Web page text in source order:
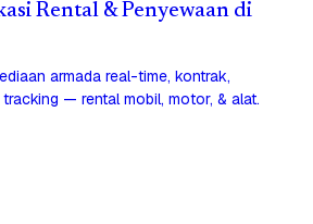
Rental & Penyewaan di
armada real-time, kontrak,
tracking — rental mobil, motor, & alat.